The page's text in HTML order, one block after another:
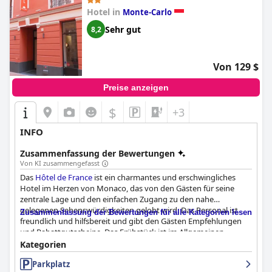
hervorragendes Preis-Leistungs-Verhältnis bietet.
Hotel in Monte-Carlo
8,2 Sehr gut
Von 129 $
Preise anzeigen
$ +3
INFO
Zusammenfassung der Bewertungen
Von KI zusammengefasst
Das Hôtel de France ist ein charmantes und erschwingliches
Hotel im Herzen von Monaco, das von den Gästen für seine
zentrale Lage und den einfachen Zugang zu den nahe
gelegenen Sehenswürdigkeiten gelobt wird. Das Personal ist
freundlich und hilfsbereit und gibt den Gästen Empfehlungen
und Rabattgutscheine. Das Frühstück ist im Allgemeinen
zufriedenstellend, das Personal ist zuvorkommend und die
Zimmer sind sauber und komfortabel. Das Hotel bietet eine
Vielzahl von Zimmergrößen, einige mit außergewöhnlichem
Zusammenfassung der Bewertungen für alle Kategorien lesen
Kategorien
Parkplatz